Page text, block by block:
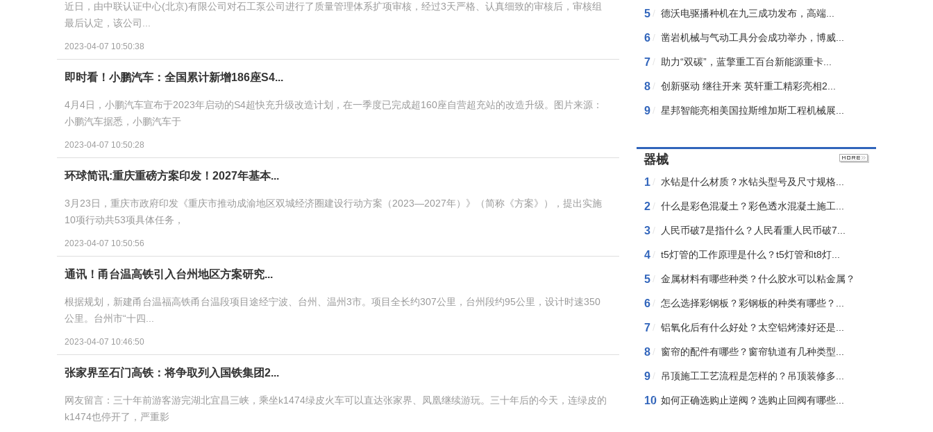
近日，由中联认证中心(北京)有限公司对石工泵公司进行了质量管理体系扩项审核，经过3天严格、认真细致的审核后，审核组
最后认定，该公司...
2023-04-07 10:50:38
即时看！小鹏汽车：全国累计新增186座S4...
4月4日，小鹏汽车宣布于2023年启动的S4超快充升级改造计划，在一季度已完成超160座自营超充站的改造升级。图片来源：
小鹏汽车据悉，小鹏汽车于
2023-04-07 10:50:28
环球简讯:重庆重磅方案印发！2027年基本...
3月23日，重庆市政府印发《重庆市推动成渝地区双城经济圈建设行动方案（2023—2027年）》（简称《方案》），提出实施
10项行动共53项具体任务，
2023-04-07 10:50:56
通讯！甬台温高铁引入台州地区方案研究...
根据规划，新建甬台温福高铁甬台温段项目途经宁波、台州、温州3市。项目全长约307公里，台州段约95公里，设计时速350
公里。台州市“十四...
2023-04-07 10:46:50
张家界至石门高铁：将争取列入国铁集团2...
网友留言：三十年前游客游完湖北宜昌三峡，乘坐k1474绿皮火车可以直达张家界、凤凰继续游玩。三十年后的今天，连绿皮的
k1474也停开了，严重影
5 / 德沃电驱播种机在九三成功发布，高端...
6 / 凿岩机械与气动工具分会成功举办，博威...
7 / 助力“双碳”，蓝擎重工百台新能源重卡...
8 / 创新驱动 继往开来 英轩重工精彩亮相2...
9 / 星邦智能亮相美国拉斯维加斯工程机械展...
器械
1 / 水钻是什么材质？水钻头型号及尺寸规格...
2 / 什么是彩色混凝土？彩色透水混凝土施工...
3 / 人民币破7是指什么？人民看重人民币破7...
4 / t5灯管的工作原理是什么？t5灯管和t8灯...
5 / 金属材料有哪些种类？什么胶水可以粘金属？
6 / 怎么选择彩钢板？彩钢板的种类有哪些？...
7 / 铝氧化后有什么好处？太空铝烤漆好还是...
8 / 窗帘的配件有哪些？窗帘轨道有几种类型...
9 / 吊顶施工工艺流程是怎样的？吊顶装修多...
10
/ 如何正确选购止逆阀？选购止回阀有哪些...